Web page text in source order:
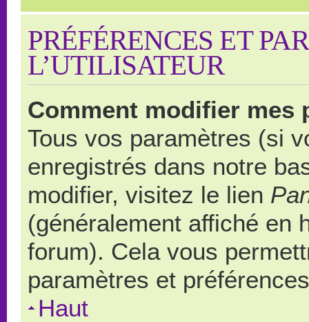
PRÉFÉRENCES ET
L’UTILISATEUR
Comment modifier mes
Tous vos paramètres (si
enregistrés dans notre
modifier, visitez le lien
(généralement affiché en
forum). Cela vous
paramètres et
Haut